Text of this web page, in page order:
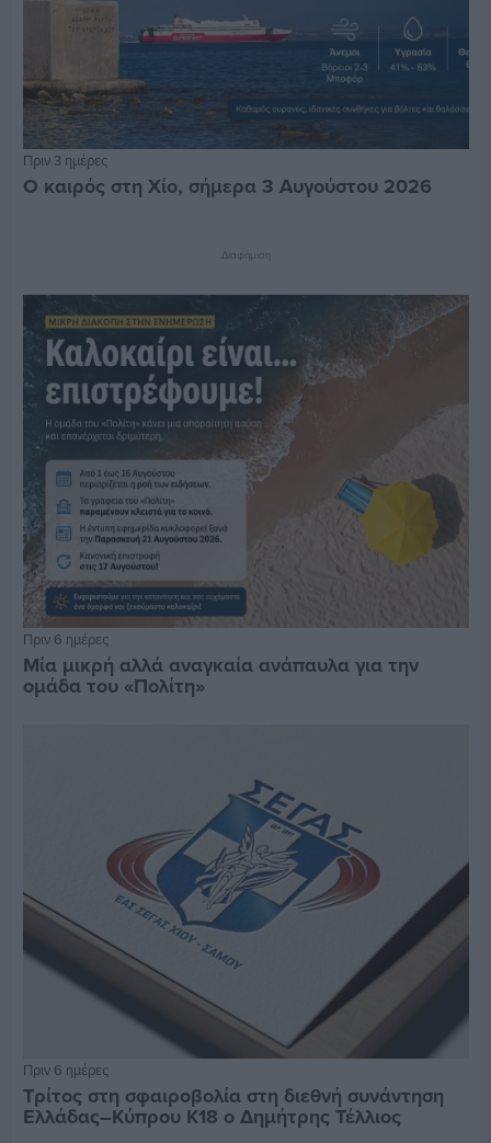
Πριν 3 ημέρες
Ο καιρός στη Χίο, σήμερα 3 Αυγούστου 2026
Διαφήμιση
Πριν 6 ημέρες
Μία μικρή αλλά αναγκαία ανάπαυλα για την
ομάδα του «Πολίτη»
Πριν 6 ημέρες
Τρίτος στη σφαιροβολία στη διεθνή συνάντηση
Ελλάδας–Κύπρου Κ18 ο Δημήτρης Τέλλιος